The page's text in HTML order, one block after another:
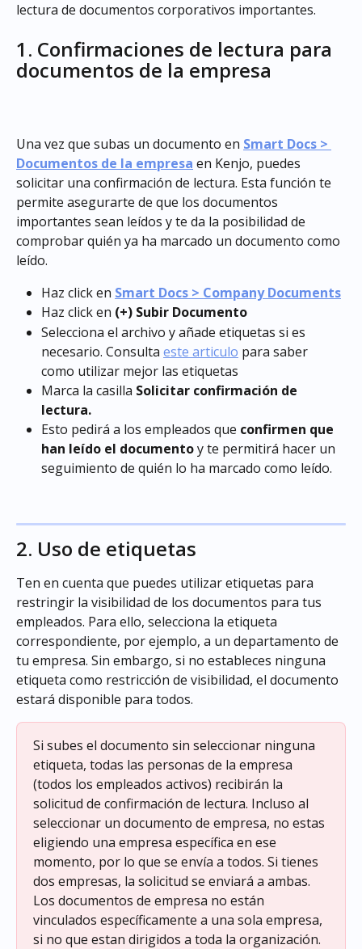
lectura de documentos corporativos importantes.
1. Confirmaciones de lectura para
documentos de la empresa
Una vez que subas un documento en Smart Docs >
Documentos de la empresa en Kenjo, puedes
solicitar una confirmación de lectura. Esta función te
permite asegurarte de que los documentos
importantes sean leídos y te da la posibilidad de
comprobar quién ya ha marcado un documento como
leído.
Haz click en Smart Docs > Company Documents
Haz click en (+) Subir Documento
Selecciona el archivo y añade etiquetas si es
necesario. Consulta este articulo para saber
como utilizar mejor las etiquetas
Marca la casilla Solicitar confirmación de
lectura.
Esto pedirá a los empleados que confirmen que
han leído el documento y te permitirá hacer un
seguimiento de quién lo ha marcado como leído.
2. Uso de etiquetas
Ten en cuenta que puedes utilizar etiquetas para
restringir la visibilidad de los documentos para tus
empleados. Para ello, selecciona la etiqueta
correspondiente, por ejemplo, a un departamento de
tu empresa. Sin embargo, si no estableces ninguna
etiqueta como restricción de visibilidad, el documento
estará disponible para todos.
Si subes el documento sin seleccionar ninguna
etiqueta, todas las personas de la empresa
(todos los empleados activos) recibirán la
solicitud de confirmación de lectura. Incluso al
seleccionar un documento de empresa, no estas
eligiendo una empresa específica en ese
momento, por lo que se envía a todos. Si tienes
dos empresas, la solicitud se enviará a ambas.
Los documentos de empresa no están
vinculados específicamente a una sola empresa,
si no que estan dirigidos a toda la organización.